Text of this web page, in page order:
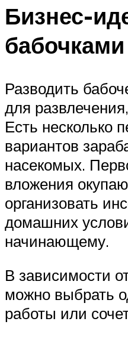
Бизнес-
бабочками
Разводить
для
Есть несколько
вариантов
насекомых.
вложения
организовать
домашних
начинающему.
В зависимости
можно выбрать
работы или